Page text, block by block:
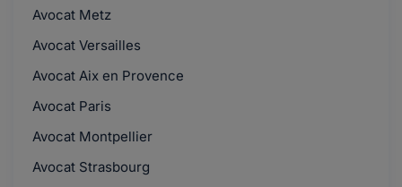
Avocat Metz
Avocat Versailles
Avocat Aix en Provence
Avocat Paris
Avocat Montpellier
Avocat Strasbourg